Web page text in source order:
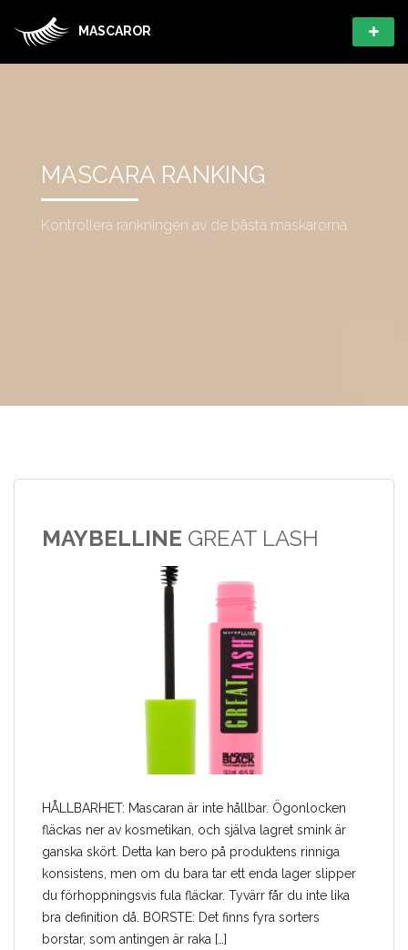
MASCAROR
MASCARA RANKING
Kontrollera rankningen av de bästa maskarorna
MAYBELLINE GREAT LASH
HÅLLBARHET: Mascaran är inte hållbar. Ögonlocken
fläckas ner av kosmetikan, och själva lagret smink är
ganska skört. Detta kan bero på produktens rinniga
konsistens, men om du bara tar ett enda lager slipper
du förhoppningsvis fula fläckar. Tyvärr får du inte lika
bra definition då. BORSTE: Det finns fyra sorters
borstar, som antingen är raka […]